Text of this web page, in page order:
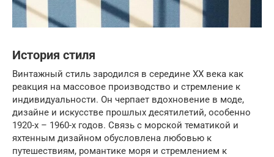
История стиля
Винтажный стиль зародился в середине XX века как
реакция на массовое производство и стремление к
индивидуальности. Он черпает вдохновение в моде,
дизайне и искусстве прошлых десятилетий, особенно
1920-х – 1960-х годов. Связь с морской тематикой и
яхтенным дизайном обусловлена любовью к
путешествиям, романтике моря и стремлением к